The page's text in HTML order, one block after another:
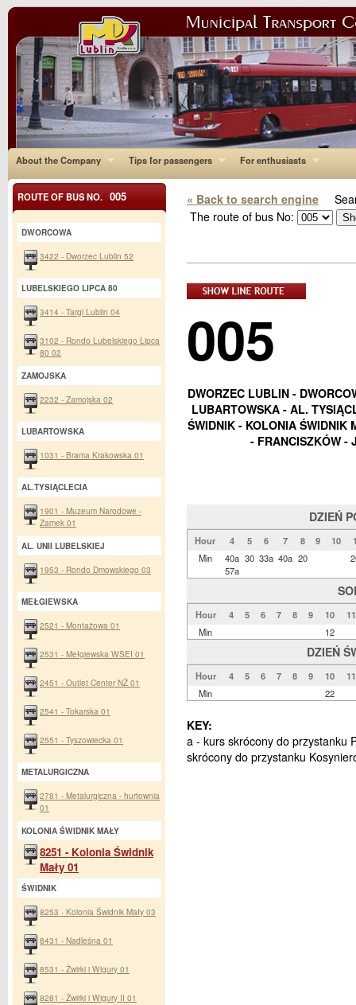
About the Company Tips for passengers For enthusiasts
« Back to search engine
The route of bus No:
005
DWORZEC LUBLIN -
LUBARTOWSKA - AL.
ŚWIDNIK - KOLONIA ŚWIDNIK
- FRANCISZKÓW -
DZIEŃ
Hour 4 5 6 7 8 9 10
Min
40a
57a
30 33a 40a 20
Hour 4 5 6 7 8 9 10
11
Min
12
DZIEŃ
Hour 4 5 6 7 8 9 10
11
Min
22
KEY:
a - kurs skrócony do przystanku
skrócony do przystanku
ROUTE OF BUS NO. 005
DWORCOWA
3422 - Dworzec Lublin 52
LUBELSKIEGO LIPCA 80
3414 - Targi Lublin 04
3102 - Rondo Lubelskiego Lipca
80 02
ZAMOJSKA
2232 - Zamojska 02
LUBARTOWSKA
1031 - Brama Krakowska 01
AL.TYSIĄCLECIA
1901 - Muzeum Narodowe -
Zamek 01
AL. UNII LUBELSKIEJ
1953 - Rondo Dmowskiego 03
MEŁGIEWSKA
2521 - Montażowa 01
2531 - Mełgiewska WSEI 01
2451 - Outlet Center NŻ 01
2541 - Tokarska 01
2551 - Tyszowiecka 01
METALURGICZNA
2781 - Metalurgiczna - hurtownia
01
KOLONIA ŚWIDNIK MAŁY
8251 - Kolonia Świdnik
Mały 01
ŚWIDNIK
8253 - Kolonia Świdnik Mały 03
8431 - Nadleśna 01
8531 - Żwirki i Wigury 01
8281 - Żwirki i Wigury II 01